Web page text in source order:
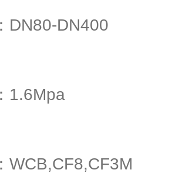
DN80-DN400
1.6Mpa
WCB,CF8,CF3M